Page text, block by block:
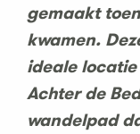
gemaakt
kwamen.
ideale
Achter de
wandelpad